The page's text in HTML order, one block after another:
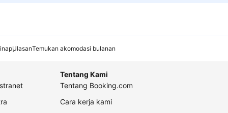
UlasanTemukan akomodasi bulanan
Tentang Kami
Tentang Booking.com
Cara kerja kami